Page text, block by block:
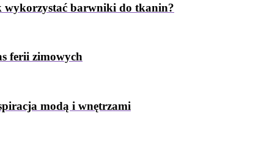
wykorzystać barwniki do tkanin?
ferii zimowych
modą i wnętrzami